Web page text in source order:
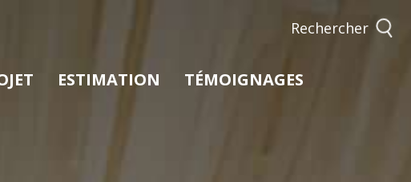
rechercher
ESTIMATION TÉMOIGNAGES